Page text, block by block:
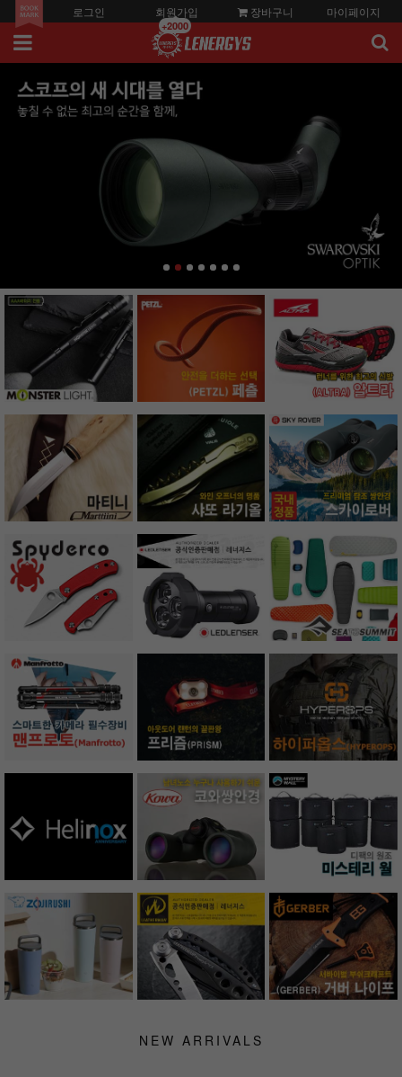
로그인 회원가입
+2000
장바구니 마이페이지
NEW ARRIVALS